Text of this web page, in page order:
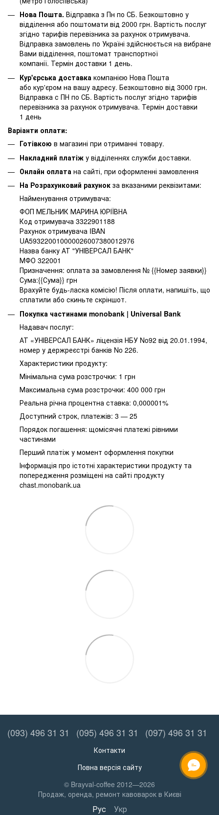
Нова Пошта. Відправка з Пн по СБ. Безкоштовно у
відділення або поштомати від 2000 грн. Вартість послуг
згідно тарифів перевізника за рахунок отримувача.
Відправка замовлень по Україні здійснюється на вибране
Вами відділення, поштомат транспортної
компанії. Термін доставки 1 день.
Кур'єрська доставка компанією Нова Пошта
або кур'єром на вашу адресу. Безкоштовно від 3000 грн.
Відправка с ПН по СБ. Вартість послуг згідно тарифів
перевізника за рахунок отримувача. Термін доставки
1 день
Варіанти оплати:
Готівкою в магазині при отриманні товару.
Накладний платіж у відділеннях служби доставки.
Онлайн оплата на сайті, при оформленні замовлення
На Розрахунковий рахунок за вказаними реквізитами:
Найменування отримувача:
ФОП МЕЛЬНИК МАРИНА ЮРІЇВНА
Код отримувача 3322901188
Рахунок отримувача IBAN
UA593220010000026007380012976
Назва банку АТ "УНІВЕРСАЛ БАНК"
МФО 322001
Призначення: оплата за замовлення № {{Номер заявки}}
Сума:{{Сума}} грн
Врахуйте будь-ласка комісію! Після оплати, напишіть, що
сплатили або скиньте скріншот.
Покупка частинами monobank | Universal Bank
Надавач послуг:
АТ «УНІВЕРСАЛ БАНК» ліцензія НБУ No92 від 20.01.1994,
номер у держреєстрі банків No 226.
Характеристики продукту:
Мінімальна сума розстрочки: 1 грн
Максимальна сума розстрочки: 400 000 грн
Реальна річна процентна ставка: 0,000001%
Доступний строк, платежів: 3 — 25
Порядок погашення: щомісячні платежі рівними
частинами
Перший платіж у момент оформлення покупки
Інформація про істотні характеристики продукту та
попередження розміщені на сайті продукту
chast.monobank.ua
(093) 496 31 31 (095) 496 31 31 (097) 496 31 31
Контакти
Повна версія сайту
© Brayval-coffee 2012—2026
Продаж, оренда, ремонт кавоварок в Києві
Рус Укр
ОНЛАЙН ЧАТ